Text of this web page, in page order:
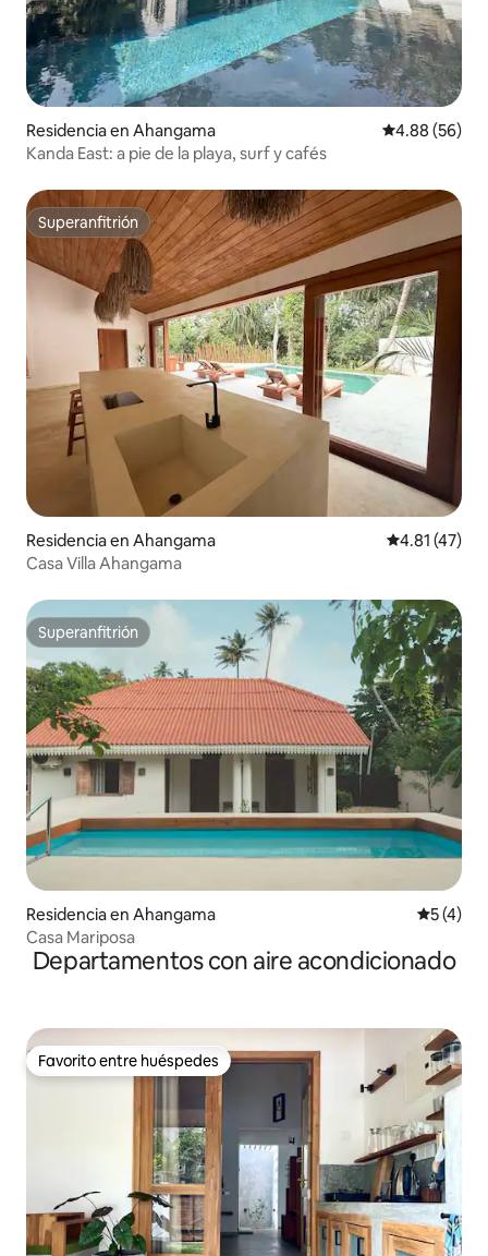
Residencia en Ahangama Calificación
4.88 (56)
Kanda East: a pie de la playa, surf y cafés
Superanfitrión
Superanfitrión
Residencia en Ahangama Calificación
4.81 (47)
Casa Villa Ahangama
Superanfitrión
Superanfitrión
Residencia en Ahangama
5 (4)
Casa Mariposa
Departamentos con aire acondicionado
Favorito entre huéspedes
Favorito entre huéspedes